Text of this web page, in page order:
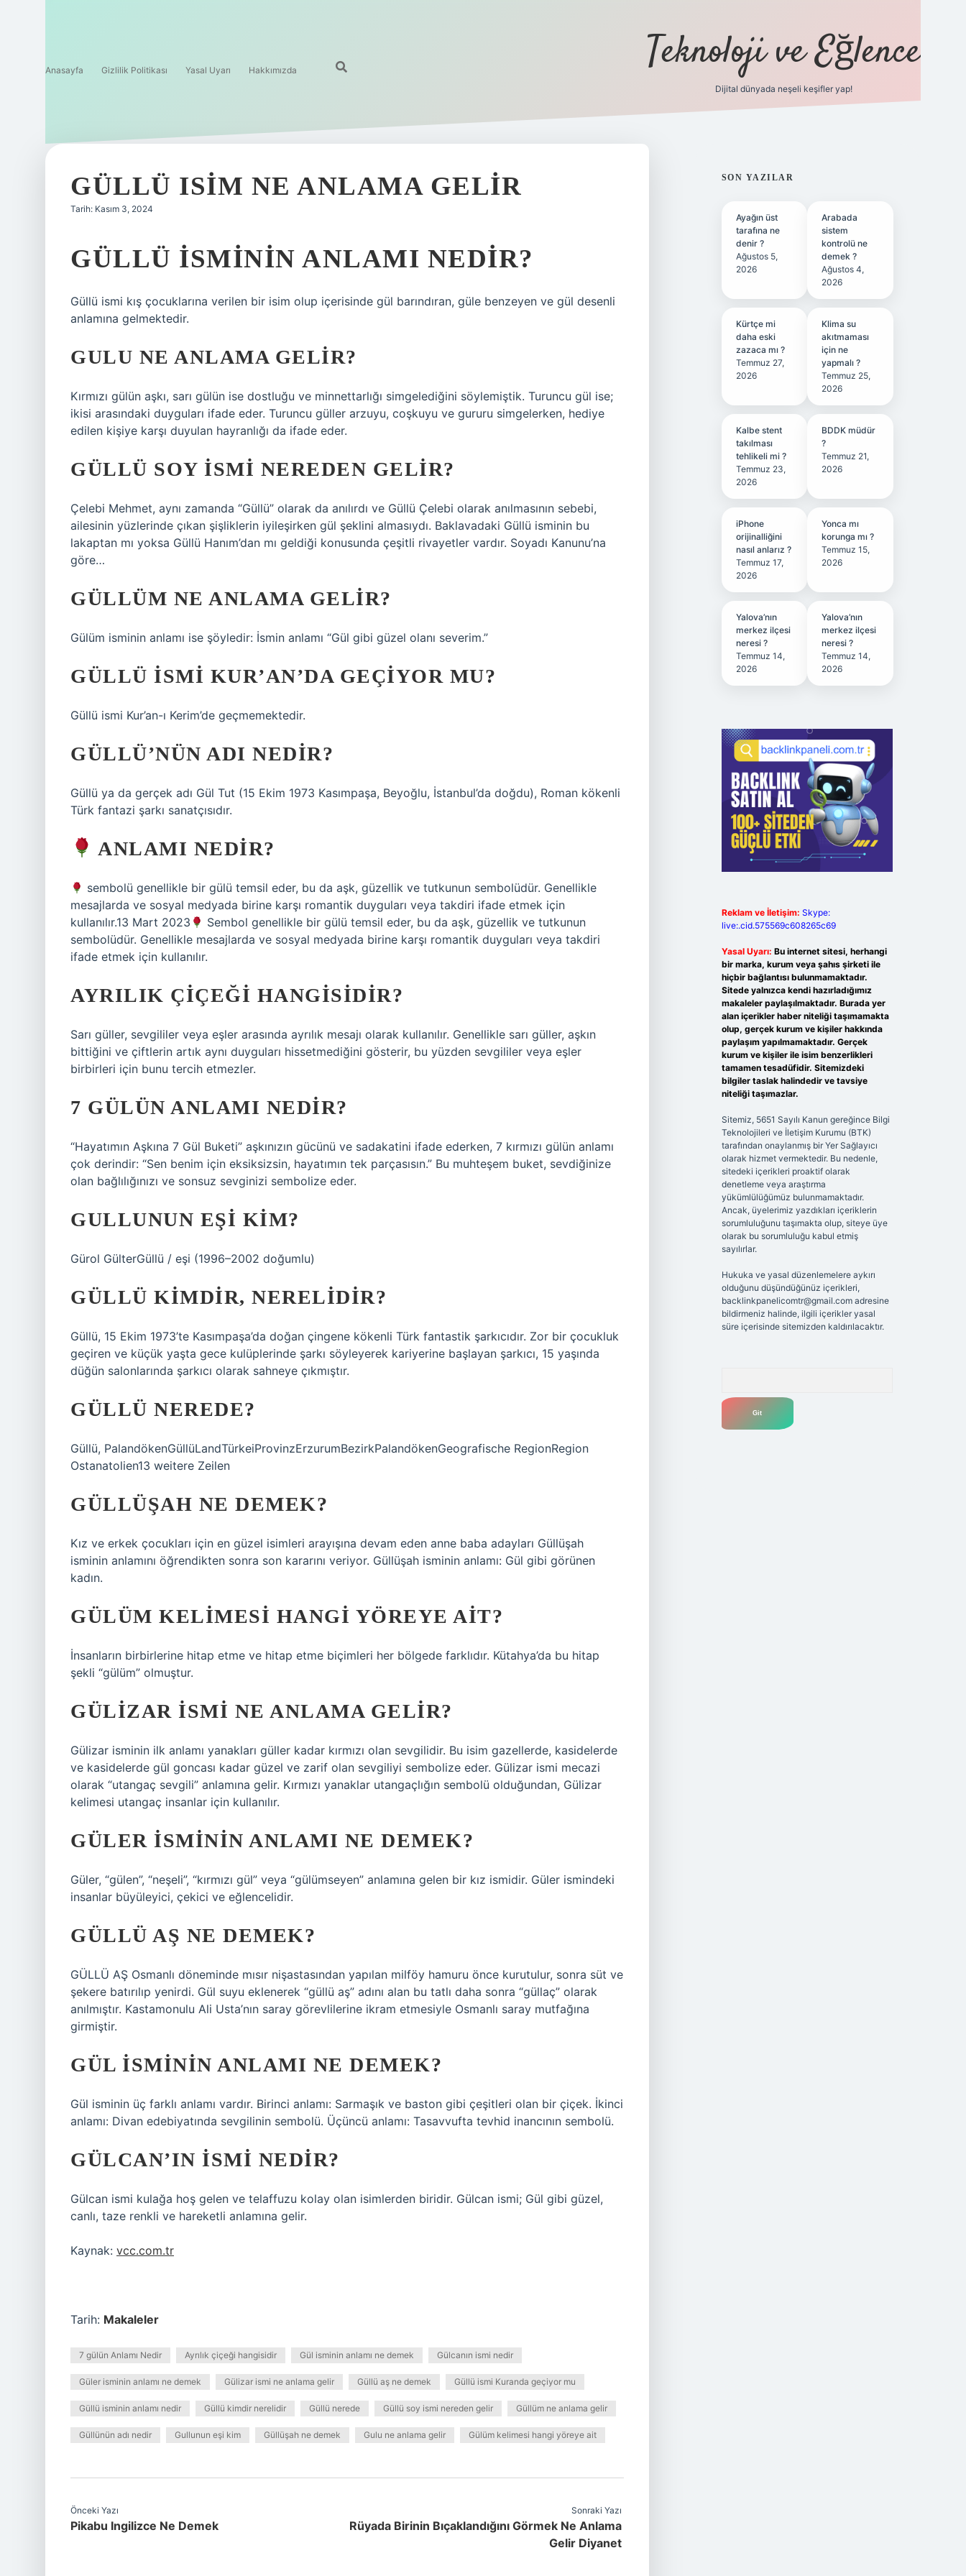
Anasayfa Gizlilik Politikası Yasal Uyarı Hakkımızda Teknoloji ve Eğlence
Dijital dünyada neşeli keşifler yap!
GÜLLÜ ISIM NE ANLAMA GELIR
Tarih: Kasım 3, 2024
GÜLLÜ ISMININ ANLAMI NEDIR?
Güllü ismi kış çocuklarına verilen bir isim olup içerisinde gül barındıran, güle benzeyen ve gül desenli
anlamına gelmektedir.
GULU NE ANLAMA GELIR?
Kırmızı gülün aşkı, sarı gülün ise dostluğu ve minnettarlığı simgelediğini söylemiştik. Turuncu gül ise;
ikisi arasındaki duyguları ifade eder. Turuncu güller arzuyu, coşkuyu ve gururu simgelerken, hediye
edilen kişiye karşı duyulan hayranlığı da ifade eder.
GÜLLÜ SOY ISMI NEREDEN GELIR?
Çelebi Mehmet, aynı zamanda “Güllü” olarak da anılırdı ve Güllü Çelebi olarak anılmasının sebebi,
ailesinin yüzlerinde çıkan şişliklerin iyileşirken gül şeklini almasıydı. Baklavadaki Güllü isminin bu
lakaptan mı yoksa Güllü Hanım’dan mı geldiği konusunda çeşitli rivayetler vardır. Soyadı Kanunu’na
göre…
GÜLLÜM NE ANLAMA GELIR?
Gülüm isminin anlamı ise şöyledir: İsmin anlamı “Gül gibi güzel olanı severim.”
GÜLLÜ ISMI KUR’AN’DA GEÇIYOR MU?
Güllü ismi Kur’an-ı Kerim’de geçmemektedir.
GÜLLÜ’NÜN ADI NEDIR?
Güllü ya da gerçek adı Gül Tut (15 Ekim 1973 Kasımpaşa, Beyoğlu, İstanbul’da doğdu), Roman kökenli
Türk fantazi şarkı sanatçısıdır.
ANLAMI NEDIR?
sembolü genellikle bir gülü temsil eder, bu da aşk, güzellik ve tutkunun sembolüdür. Genellikle
mesajlarda ve sosyal medyada birine karşı romantik duyguları veya takdiri ifade etmek için
kullanılır.13 Mart 2023
Sembol genellikle bir gülü temsil eder, bu da aşk, güzellik ve tutkunun
sembolüdür. Genellikle mesajlarda ve sosyal medyada birine karşı romantik duyguları veya takdiri
ifade etmek için kullanılır.
AYRILIK ÇIÇEĞI HANGISIDIR?
Sarı güller, sevgililer veya eşler arasında ayrılık mesajı olarak kullanılır. Genellikle sarı güller, aşkın
bittiğini ve çiftlerin artık aynı duyguları hissetmediğini gösterir, bu yüzden sevgililer veya eşler
birbirleri için bunu tercih etmezler.
7 GÜLÜN ANLAMI NEDIR?
“Hayatımın Aşkına 7 Gül Buketi” aşkınızın gücünü ve sadakatini ifade ederken, 7 kırmızı gülün anlamı
çok derindir: “Sen benim için eksiksizsin, hayatımın tek parçasısın.” Bu muhteşem buket, sevdiğinize
olan bağlılığınızı ve sonsuz sevginizi sembolize eder.
GULLUNUN EŞI KIM?
Gürol GülterGüllü / eşi (1996–2002 doğumlu)
GÜLLÜ KIMDIR, NERELIDIR?
Güllü, 15 Ekim 1973’te Kasımpaşa’da doğan çingene kökenli Türk fantastik şarkıcıdır. Zor bir çocukluk
geçiren ve küçük yaşta gece kulüplerinde şarkı söyleyerek kariyerine başlayan şarkıcı, 15 yaşında
düğün salonlarında şarkıcı olarak sahneye çıkmıştır.
GÜLLÜ NEREDE?
Güllü, PalandökenGüllüLandTürkeiProvinzErzurumBezirkPalandökenGeografische RegionRegion
Ostanatolien13 weitere Zeilen
GÜLLÜŞAH NE DEMEK?
Kız ve erkek çocukları için en güzel isimleri arayışına devam eden anne baba adayları Güllüşah
isminin anlamını öğrendikten sonra son kararını veriyor. Güllüşah isminin anlamı: Gül gibi görünen
kadın.
GÜLÜM KELIMESI HANGI YÖREYE AIT?
İnsanların birbirlerine hitap etme ve hitap etme biçimleri her bölgede farklıdır. Kütahya’da bu hitap
şekli “gülüm” olmuştur.
GÜLIZAR ISMI NE ANLAMA GELIR?
Gülizar isminin ilk anlamı yanakları güller kadar kırmızı olan sevgilidir. Bu isim gazellerde, kasidelerde
ve kasidelerde gül goncası kadar güzel ve zarif olan sevgiliyi sembolize eder. Gülizar ismi mecazi
olarak “utangaç sevgili” anlamına gelir. Kırmızı yanaklar utangaçlığın sembolü olduğundan, Gülizar
kelimesi utangaç insanlar için kullanılır.
GÜLER ISMININ ANLAMI NE DEMEK?
Güler, “gülen”, “neşeli”, “kırmızı gül” veya “gülümseyen” anlamına gelen bir kız ismidir. Güler ismindeki
insanlar büyüleyici, çekici ve eğlencelidir.
GÜLLÜ AŞ NE DEMEK?
GÜLLÜ AŞ Osmanlı döneminde mısır nişastasından yapılan milföy hamuru önce kurutulur, sonra süt ve
şekere batırılıp yenirdi. Gül suyu eklenerek “güllü aş” adını alan bu tatlı daha sonra “güllaç” olarak
anılmıştır. Kastamonulu Ali Usta’nın saray görevlilerine ikram etmesiyle Osmanlı saray mutfağına
girmiştir.
GÜL ISMININ ANLAMI NE DEMEK?
Gül isminin üç farklı anlamı vardır. Birinci anlamı: Sarmaşık ve baston gibi çeşitleri olan bir çiçek. İkinci
anlamı: Divan edebiyatında sevgilinin sembolü. Üçüncü anlamı: Tasavvufta tevhid inancının sembolü.
GÜLCAN’IN ISMI NEDIR?
Gülcan ismi kulağa hoş gelen ve telaffuzu kolay olan isimlerden biridir. Gülcan ismi; Gül gibi güzel,
canlı, taze renkli ve hareketli anlamına gelir.
Kaynak: vcc.com.tr
Tarih: Makaleler
7 gülün Anlamı Nedir Ayrılık çiçeği hangisidir Gül isminin anlamı ne demek Gülcanın ismi nedir
Güler isminin anlamı ne demek Gülizar ismi ne anlama gelir Güllü aş ne demek Güllü ismi Kuranda geçiyor mu
Güllü isminin anlamı nedir Güllü kimdir nerelidir Güllü nerede Güllü soy ismi nereden gelir Güllüm ne anlama gelir
Güllünün adı nedir Gullunun eşi kim Güllüşah ne demek Gulu ne anlama gelir Gülüm kelimesi hangi yöreye ait
Önceki Yazı
Pikabu Ingilizce Ne Demek
Sonraki Yazı
Rüyada Birinin Bıçaklandığını Görmek Ne Anlama
Gelir Diyanet
SIDEBAR
SON YAZILAR
Ayağın üst
tarafına ne
denir ?
Ağustos 5,
2026
Arabada
sistem
kontrolü ne
demek ?
Ağustos 4,
2026
Kürtçe mi
daha eski
zazaca mı ?
Temmuz 27,
2026
Klima su
akıtmaması
için ne
yapmalı ?
Temmuz 25,
2026
Kalbe stent
takılması
tehlikeli mi ?
Temmuz 23,
2026
BDDK müdür
?
Temmuz 21,
2026
iPhone
orijinalliğini
nasıl anlarız ?
Temmuz 17,
2026
Yonca mı
korunga mı ?
Temmuz 15,
2026
Yalova’nın
merkez ilçesi
neresi ?
Temmuz 14,
2026
Yalova’nın
merkez ilçesi
neresi ?
Temmuz 14,
2026
Reklam ve İletişim: Skype:
live:.cid.575569c608265c69
Yasal Uyarı: Bu internet sitesi, herhangi
bir marka, kurum veya şahıs şirketi ile
hiçbir bağlantısı bulunmamaktadır.
Sitede yalnızca kendi hazırladığımız
makaleler paylaşılmaktadır. Burada yer
alan içerikler haber niteliği taşımamakta
olup, gerçek kurum ve kişiler hakkında
paylaşım yapılmamaktadır. Gerçek
kurum ve kişiler ile isim benzerlikleri
tamamen tesadüfidir. Sitemizdeki
bilgiler taslak halindedir ve tavsiye
niteliği taşımazlar.
Sitemiz, 5651 Sayılı Kanun gereğince Bilgi
Teknolojileri ve İletişim Kurumu (BTK)
tarafından onaylanmış bir Yer Sağlayıcı
olarak hizmet vermektedir. Bu nedenle,
sitedeki içerikleri proaktif olarak
denetleme veya araştırma
yükümlülüğümüz bulunmamaktadır.
Ancak, üyelerimiz yazdıkları içeriklerin
sorumluluğunu taşımakta olup, siteye üye
olarak bu sorumluluğu kabul etmiş
sayılırlar.
Hukuka ve yasal düzenlemelere aykırı
olduğunu düşündüğünüz içerikleri,
backlinkpanelicomtr@gmail.comadresine
bildirmeniz halinde, ilgili içerikler yasal
süre içerisinde sitemizden kaldırılacaktır.